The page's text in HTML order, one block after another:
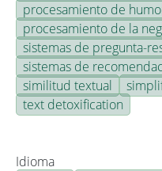
procesamiento de
procesamiento de la
sistemas de pregunta-
sistemas de
similitud textual
text detoxification
Idioma